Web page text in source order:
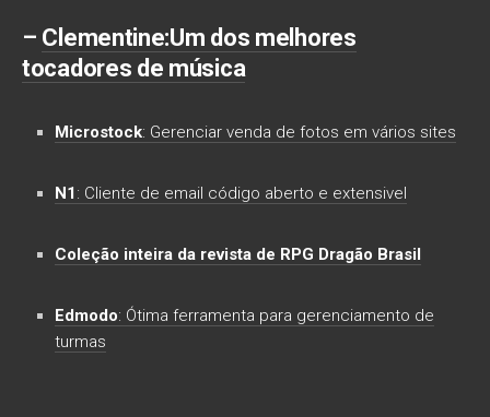
– Clementine:Um dos melhores
tocadores de música
Microstock: Gerenciar venda de fotos em vários sites
N1 : Cliente de email código aberto e extensivel
Coleção inteira da revista de RPG Dragão Brasil
Edmodo: Ótima ferramenta para gerenciamento de
turmas